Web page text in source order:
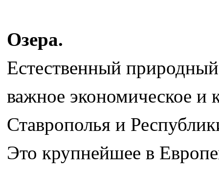
Озера.
Естественный
важное экономическое и
Ставрополья и
Это крупнейшее в